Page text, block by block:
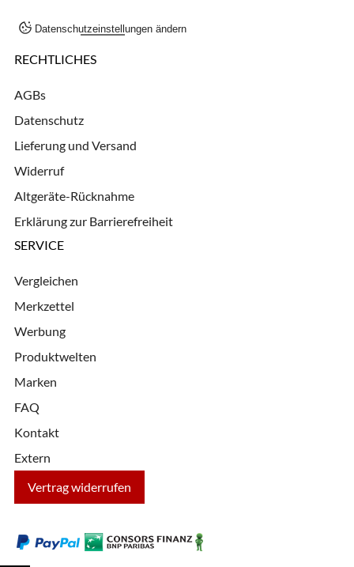
Datenschutzeinstellungen ändern
RECHTLICHES
AGBs
Datenschutz
Lieferung und Versand
Widerruf
Altgeräte-Rücknahme
Erklärung zur Barrierefreiheit
SERVICE
Vergleichen
Merkzettel
Werbung
Produktwelten
Marken
FAQ
Kontakt
Extern
Vertrag widerrufen